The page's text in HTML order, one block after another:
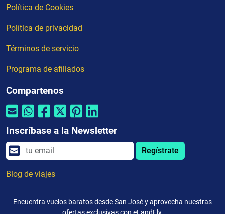
Política de Cookies
Política de privacidad
Términos de servicio
Programa de afiliados
Compartenos
Inscríbase a la Newsletter
Regístrate
Blog de viajes
Encuentra vuelos baratos desde San José y aprovecha nuestras